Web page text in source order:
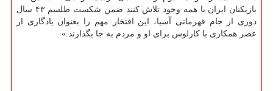
بازیكنان ایران با همه وجود تلاش كنند ضمن شكست طلسم ۴۳ سال
دوری از جام قهرمانی آسیا، این افتخار مهم را بعنوان یادگاری از
عصر همكاری با كارلوس برای او و مردم به جا بگذارند.»